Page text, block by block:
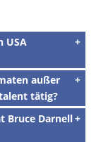
USA
außer
tätig?
Bruce Darnell